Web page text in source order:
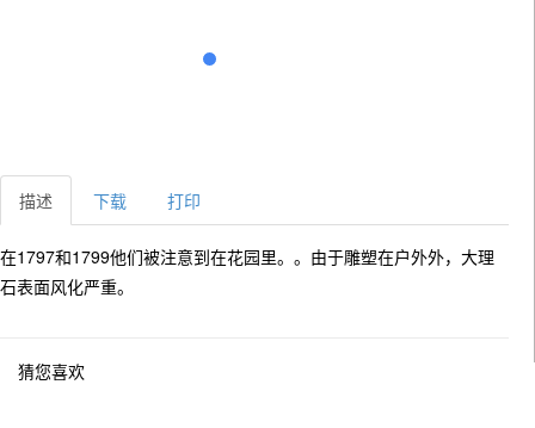
描述 下载 打印
在1797和1799他们被注意到在花园里。。由于雕塑在户外外，大理
石表面风化严重。
猜您喜欢